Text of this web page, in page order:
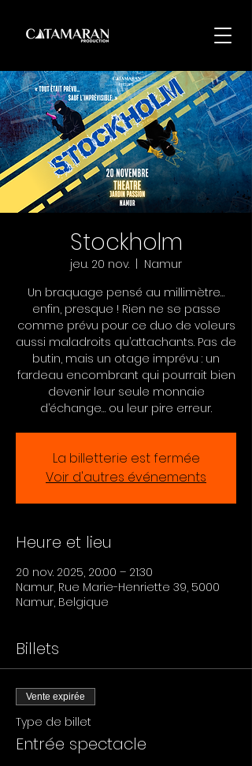
Stockholm
jeu. 20 nov.
Namur
Un braquage pensé au millimètre…
enfin, presque ! Rien ne se passe
comme prévu pour ce duo de voleurs
aussi maladroits qu’attachants. Pas de
butin, mais un otage imprévu : un
fardeau encombrant qui pourrait bien
devenir leur seule monnaie
d’échange… ou leur pire erreur.
La billetterie est fermée
Voir d'autres événements
Heure et lieu
20 nov. 2025, 20:00 – 21:30
Namur, Rue Marie-Henriette 39, 5000
Namur, Belgique
Billets
Vente expirée
Type de billet
Entrée spectacle